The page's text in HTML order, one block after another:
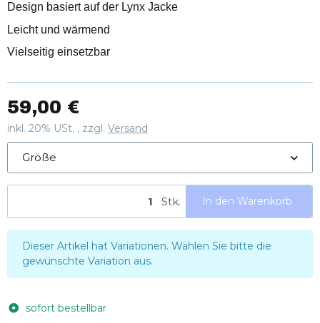
Design basiert auf der Lynx Jacke
Leicht und wärmend
Vielseitig einsetzbar
59,00 €
inkl. 20% USt. , zzgl. Versand
Größe
Stk. In den Warenkorb
xDieser Artikel hat Variationen. Wählen Sie bitte die
gewünschte Variation aus.
sofort bestellbar